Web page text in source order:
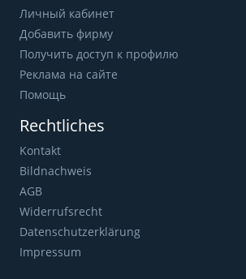
Личный кабинет
Добавить фирму
Получить доступ к профилю
Реклама на сайте
Помощь
Rechtliches
Kontakt
Bildnachweis
AGB
Widerrufsrecht
Datenschutzerklärung
Impressum